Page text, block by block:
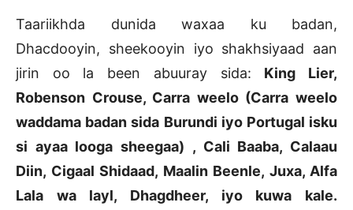
Taariikhda dunida waxaa ku badan,
Dhacdooyin, sheekooyin iyo shakhsiyaad aan
jirin oo la been abuuray sida: King Lier,
Robenson Crouse, Carra weelo (Carra weelo
waddama badan sida Burundi iyo Portugal isku
si ayaa looga sheegaa) , Cali Baaba, Calaau
Diin, Cigaal Shidaad, Maalin Beenle, Juxa, Alfa
Lala wa layl, Dhagdheer, iyo kuwa kale.